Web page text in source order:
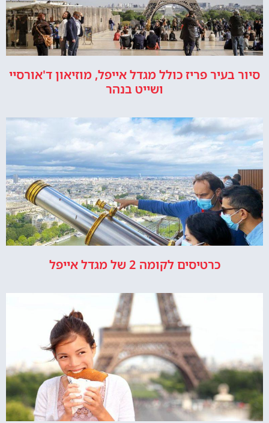
סיור בעיר פריז כולל מגדל אייפל, מוזיאון ד'אורסיי
ושייט בנהר
כרטיסים לקומה 2 של מגדל אייפל